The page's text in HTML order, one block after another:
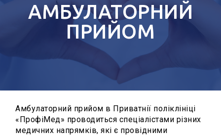
АМБУЛАТОРНИЙ
ПРИЙОМ
Амбулаторний прийом в Приватнії поліклініці
«ПрофіМед» проводиться спеціалістами різних
медичних напрямків, які є провідними